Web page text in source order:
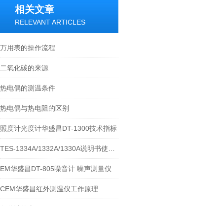
相关文章
RELEVANT ARTICLES
万用表的操作流程
二氧化碳的来源
热电偶的测温条件
热电偶与热电阻的区别
照度计光度计华盛昌DT-1300技术指标
EM华盛昌DT-805噪音计 噪声测量仪
CEM华盛昌红外测温仪工作原理